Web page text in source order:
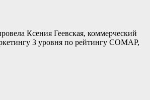
Ксения Геевская, коммерческий
3 уровня по рейтингу СОМАР,